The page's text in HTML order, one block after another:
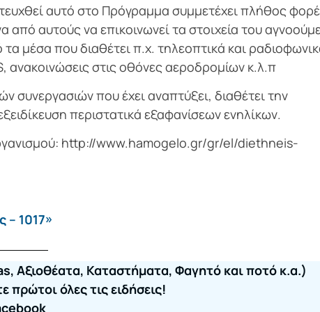
αυτό στο Πρόγραμμα συμμετέχει πλήθος
από αυτούς να επικοινωνεί τα στοιχεία του
μέσα που διαθέτει π.χ. τηλεοπτικά και
στις οθόνες αεροδρομίων κ.λ.π
συνεργασιών που έχει αναπτύξει, διαθέτει την
περιστατικά εξαφανίσεων ενηλίκων.
http://www.hamogelo.gr/gr/el/diethneis-
– 1017»
Αξιοθέατα, Καταστήματα, Φαγητό και ποτό κ.α.)
όλες τις ειδήσεις!